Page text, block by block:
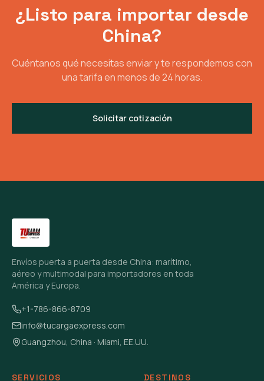
¿Listo para importar desde
China?
Cuéntanos qué necesitas enviar y te respondemos con
una tarifa en menos de 24 horas.
Solicitar cotización
Envíos puerta a puerta desde China: marítimo,
aéreo y multimodal para importadores en toda
América y Europa.
+1-786-866-8709
info@tucargaexpress.com
Guangzhou, China · Miami, EE.UU.
SERVICIOS DESTINOS